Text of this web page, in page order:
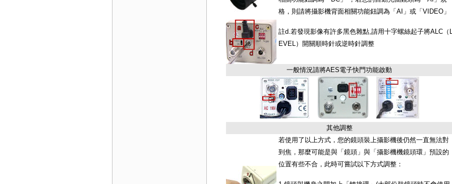
格，則請將攝影機背面相關功能鈕調為「AI」或「VIDEO」
註d.若發現影像有許多黑色雜點,請用十字螺絲起子將ALC（
EVEL）開關順時針或逆時針調整
一般情況請將AES電子快門功能啟動
其他調整
若使用了以上方式，您的鏡頭裝上攝影機後仍然一直無法對
到焦，那麼可能是與「鏡頭」與「攝影機機鏡頭環」預設的
位置有些不合，此時可嘗試以下方式調整：